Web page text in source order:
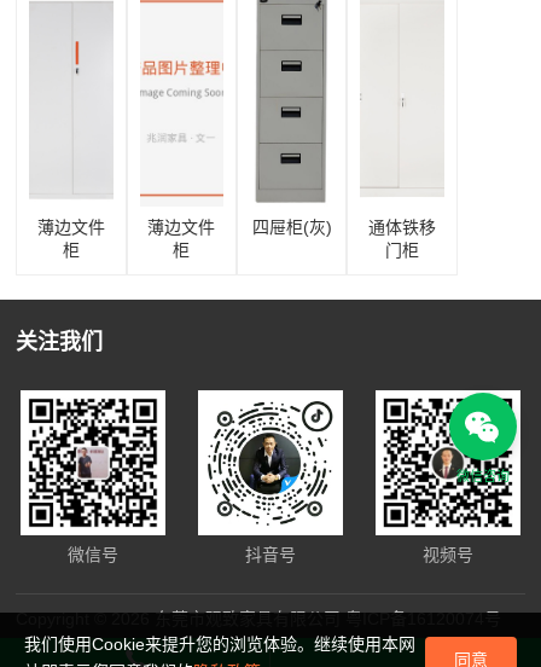
薄边文件
柜
薄边文件
柜
四屉柜(灰)
通体铁移
门柜
关注我们
微信号 抖音号 视频号
Copyright © 2026 东莞市观致家具有限公司粤ICP备16120074号
微信咨询
我们使用Cookie来提升您的浏览体验。继续使用本网
同意